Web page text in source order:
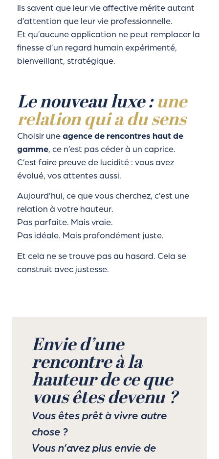
Ils savent que leur vie affective mérite autant
d’attention que leur vie professionnelle.
Et qu’aucune application ne peut remplacer la
finesse d’un regard humain expérimenté,
bienveillant, stratégique.
Le nouveau luxe :une
relation qui a du sens
Choisir uneagence de rencontres haut de
gamme, ce n’est pas céder à un caprice.
C’est faire preuve de lucidité : vous avez
évolué, vos attentes aussi.
Aujourd’hui, ce que vous cherchez, c’est une
relation à votre hauteur.
Pas parfaite. Mais vraie.
Pas idéale. Mais profondément juste.
Et cela ne se trouve pas au hasard. Cela se
construit avec justesse.
Envie d’une
rencontre à la
hauteur de ce que
vous êtes devenu ?
Vous êtes prêt à vivre autre
chose ?
Vous n’avez plus envie de